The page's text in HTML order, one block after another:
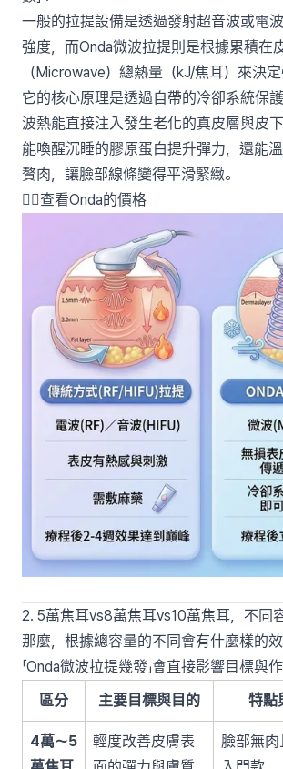
一般的拉提設備是透過發射超音波或電波
強度，而Onda微波拉提則是根據累積在
（Microwave）總熱量（kJ/焦耳）來決定
它的核心原理是透過自帶的冷卻系統保
波熱能直接注入發生老化的真皮層與皮
能喚醒沉睡的膠原蛋白提升彈力，還能
贅肉，讓臉部線條變得平滑緊緻。
👉🏻查看Onda的價格
2. 5萬焦耳vs8萬焦耳vs10萬焦耳，不同
那麼，根據總容量的不同會有什麼樣的
「Onda微波拉提幾發」會直接影響目標與
區分
主要目標與目的 特點
4萬～5
輕度改善皮膚表
臉部無